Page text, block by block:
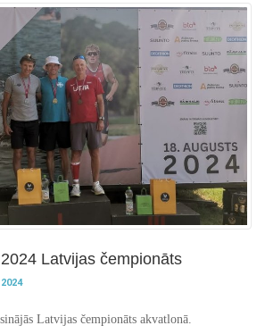
Latvijas čempionāts
Latvijas čempionāts akvatlonā.